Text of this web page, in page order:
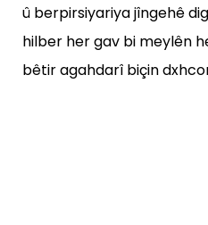
û berpirsiyariya jîngehê
hilber her gav bi meylên
bêtir agahdarî biçin